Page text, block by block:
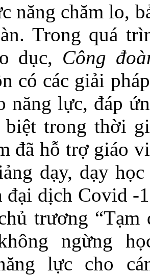
năng chăm lo,
Trong quá
dục, Công
có các giải
năng lực, đáp
trong thời
đã hỗ trợ giáo
dạy, dạy
đại dịch Covid -
trương “Tạm
ngừng
lực cho